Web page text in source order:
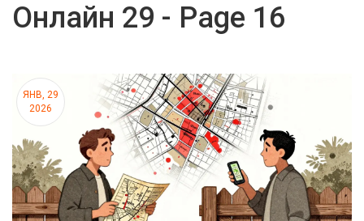
Онлайн 29 - Page 16
ЯНВ, 29
2026